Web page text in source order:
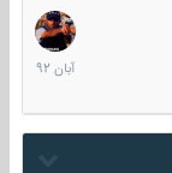
22
آبان
1392